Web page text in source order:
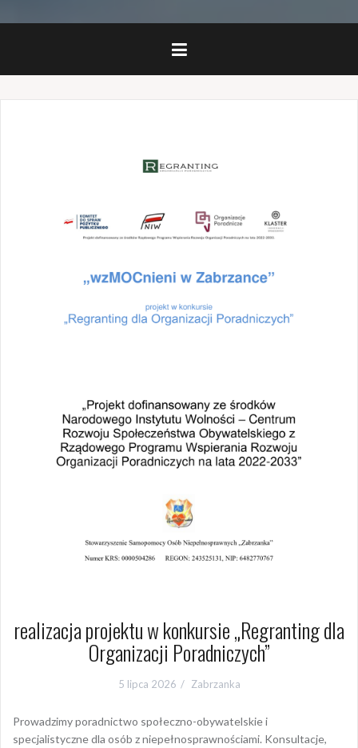
realizacja projektu w konkursie „Regranting dla
Organizacji Poradniczych”
5 lipca 2026 Zabrzanka
Prowadzimy poradnictwo społeczno-obywatelskie i
specjalistyczne dla osób z niepełnosprawnościami. Konsultacje,